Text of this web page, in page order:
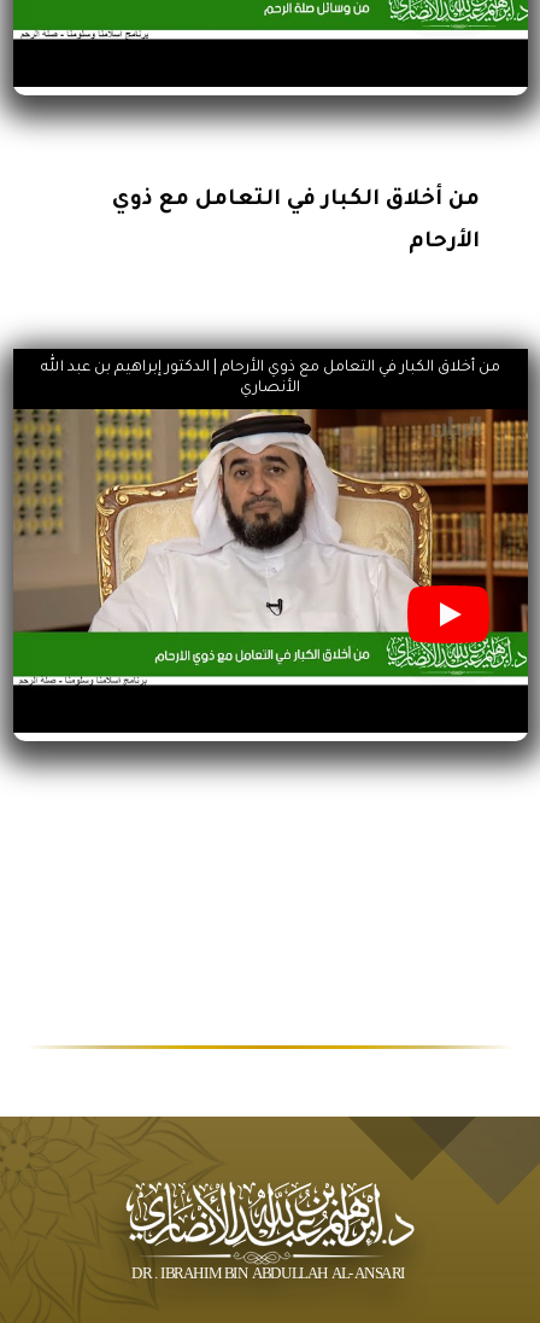
من أخلاق الكبار في التعامل مع ذوي
الأرحام
من أخلاق الكبار في التعامل مع ذوي الأرحام | الدكتور إبراهيم بن عبد الله
الأنصاري